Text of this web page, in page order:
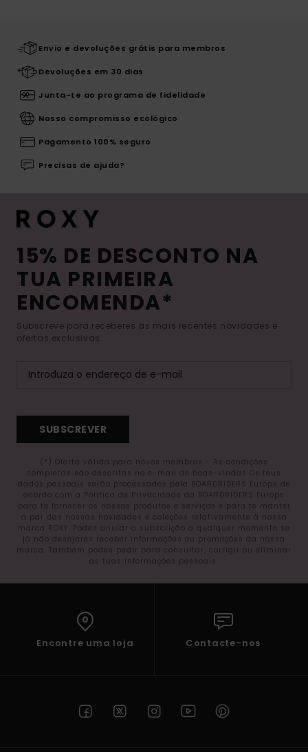
Envio e devoluções grátis para membros
Devoluções em 30 dias
Junta-te ao programa de fidelidade
Nosso compromisso ecológico
Pagamento 100% seguro
Precisas de ajuda?
15% DE DESCONTO NA
TUA PRIMEIRA
ENCOMENDA*
Subscreve para receberes as mais recentes novidades e
ofertas exclusivas.
SUBSCREVER
(*) Oferta válida para novos membros - As condições
completas são descritas no e-mail de boas-vindas Os teus
dados pessoais serão processados pela BOARDRIDERS Europe de
acordo com a Política de Privacidade da BOARDRIDERS Europe
para te fornecer os nossos produtos e serviços e para te manter
a par das nossas novidades e coleções relativamente à nossa
marca ROXY. Podes anular a subscrição a qualquer momento se
já não desejares receber informações ou promoções da nossa
marca. Também podes pedir para consultar, corrigir ou eliminar
as tuas informações pessoais.
Encontre uma loja Contacte-nos